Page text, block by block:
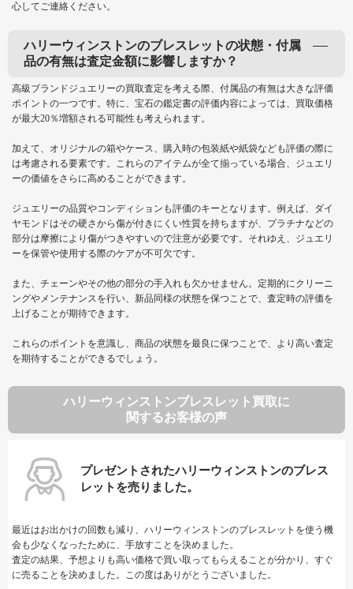
心してご連絡ください。
ハリーウィンストンのブレスレットの状態・付属
品の有無は査定金額に影響しますか？
高級ブランドジュエリーの買取査定を考える際、付属品の有無は大きな評価
ポイントの一つです。特に、宝石の鑑定書の評価内容によっては、買取価格
が最大20％増額される可能性も考えられます。
加えて、オリジナルの箱やケース、購入時の包装紙や紙袋なども評価の際に
は考慮される要素です。これらのアイテムが全て揃っている場合、ジュエリ
ーの価値をさらに高めることができます。
ジュエリーの品質やコンディションも評価のキーとなります。例えば、ダイ
ヤモンドはその硬さから傷が付きにくい性質を持ちますが、プラチナなどの
部分は摩擦により傷がつきやすいので注意が必要です。それゆえ、ジュエリ
ーを保管や使用する際のケアが不可欠です。
また、チェーンやその他の部分の手入れも欠かせません。定期的にクリーニ
ングやメンテナンスを行い、新品同様の状態を保つことで、査定時の評価を
上げることが期待できます。
これらのポイントを意識し、商品の状態を最良に保つことで、より高い査定
を期待することができるでしょう。
ハリーウィンストンブレスレット買取に
関するお客様の声
プレゼントされたハリーウィンストンのブレス
レットを売りました。
最近はお出かけの回数も減り、ハリーウィンストンのブレスレットを使う機
会も少なくなったために、手放すことを決めました。
査定の結果、予想よりも高い価格で買い取ってもらえることが分かり、すぐ
に売ることを決めました。この度はありがとうございました。